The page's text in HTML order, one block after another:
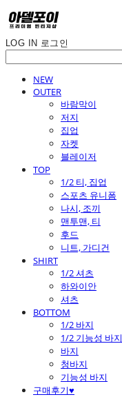
LOG IN 로그인
NEW
OUTER
바람막이
저지
집업
자켓
블레이저
TOP
1/2 티, 집업
스포츠 유니폼
나시, 조끼
맨투맨, 티
후드
니트, 가디건
SHIRT
1/2 셔츠
하와이안
셔츠
BOTTOM
1/2 바지
1/2 기능성 바지
바지
청바지
기능성 바지
구매후기♥